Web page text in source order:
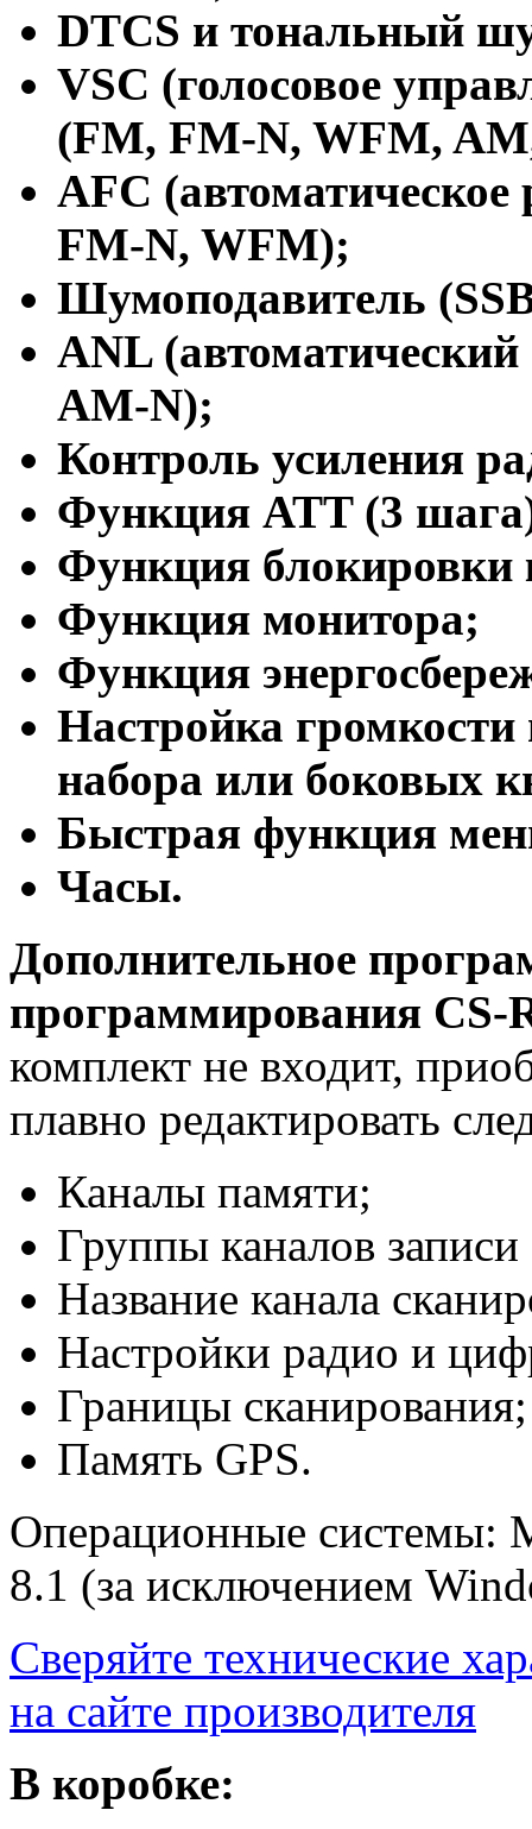
DTCS и тональный
VSC (голосовое
(FM, FM-N, WFM,
AFC
FM-N, WFM);
Шумоподавитель
ANL
AM-N);
Контроль усиления
Функция ATT (3
Функция
Функция монитора;
Функция
Настройка
набора или боковых
Быстрая функция
Часы.
Дополнительное
программирования CS-
комплект не входит,
плавно редактировать
Каналы памяти;
Группы каналов
Название канала
Настройки радио и
Границы сканирования;
Память GPS.
Операционные системы:
8.1 (за исключением
Сверяйте технические
на сайте производителя
В коробке: